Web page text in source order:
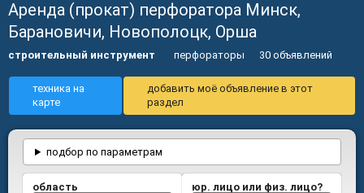
Аренда (прокат) перфоратора Минск,
Барановичи, Новополоцк, Орша
строительный инструмент перфораторы 30 объявлений
техника на
карте
добавить моё объявление в этот
раздел
подбор по параметрам
область юр. лицо или физ. лицо?